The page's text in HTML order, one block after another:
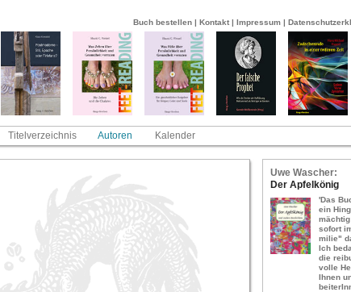
Buch bestellen | Kontakt | Impressum |
Titelverzeichnis Autoren Kalender
Uwe Wa­scher:
Der Ap­fel­kö­nig
'Das
ein
so­fort
mi­lie"
Ich
die
vol­le
Ihnen